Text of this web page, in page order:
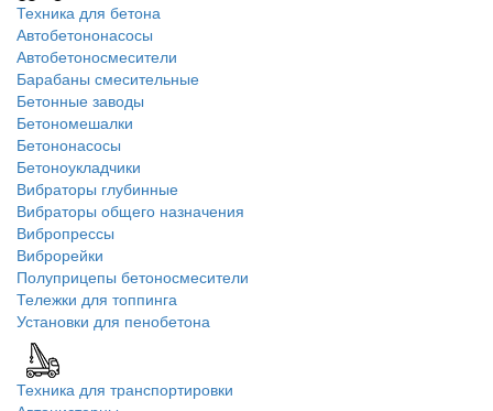
Техника для бетона
Автобетононасосы
Автобетоносмесители
Барабаны смесительные
Бетонные заводы
Бетономешалки
Бетононасосы
Бетоноукладчики
Вибраторы глубинные
Вибраторы общего назначения
Вибропрессы
Виброрейки
Полуприцепы бетоносмесители
Тележки для топпинга
Установки для пенобетона
Техника для транспортировки